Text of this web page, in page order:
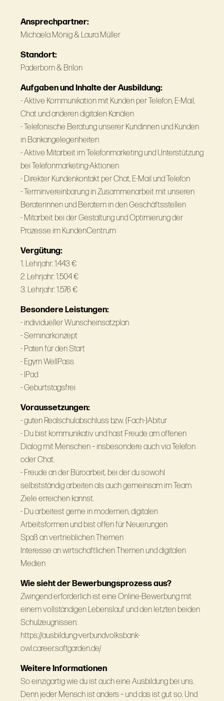
Ansprechpartner:
Michaela Mönig & Laura Müller
Standort:
Paderborn & Brilon
Aufgaben und Inhalte der Ausbildung:
- Aktive Kommunikation mit Kunden per Telefon, E-Mail,
Chat und anderen digitalen Kanälen
- Telefonische Beratung unserer Kundinnen und Kunden
in Bankangelegenheiten
- Aktive Mitarbeit im Telefonmarketing und Unterstützung
bei Telefonmarketing-Aktionen
- Direkter Kundenkontakt per Chat, E-Mail und Telefon
- Terminvereinbarung in Zusammenarbeit mit unseren
Beraterinnen und Beratern in den Geschäftsstellen
- Mitarbeit bei der Gestaltung und Optimierung der
Prozesse im KundenCentrum
Vergütung:
1. Lehrjahr: 1.443 €
2. Lehrjahr: 1.504 €
3. Lehrjahr: 1.576 €
Besondere Leistungen:
- individueller Wunscheinsatzplan
- Seminarkonzept
- Paten für den Start
- Egym WellPass
- IPad
- Geburtstagsfrei
Voraussetzungen:
- guten Realschulabschluss bzw. (Fach-)Abitur
- Du bist kommunikativ und hast Freude am offenen
Dialog mit Menschen – insbesondere auch via Telefon
oder Chat.
- Freude an der Büroarbeit, bei der du sowohl
selbstständig arbeiten als auch gemeinsam im Team
Ziele erreichen kannst.
- Du arbeitest gerne in modernen, digitalen
Arbeitsformen und bist offen für Neuerungen
Spaß an vertrieblichen Themen
Interesse an wirtschaftlichen Themen und digitalen
Medien
Wie sieht der Bewerbungsprozess aus?
Zwingend erforderlich ist eine Online-Bewerbung mit
einem vollständigen Lebenslauf und den letzten beiden
Schulzeugnissen:
https://ausbildung-verbundvolksbank-
owl.career.softgarden.de/
Weitere Informationen
So einzigartig wie du ist auch eine Ausbildung bei uns.
Denn jeder Mensch ist anders – und das ist gut so. Und